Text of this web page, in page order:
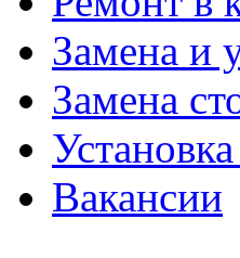
Замена и
Замена
Вакансии